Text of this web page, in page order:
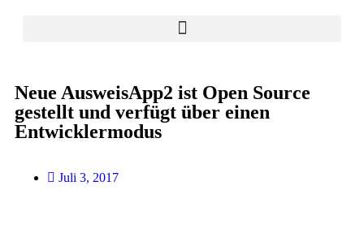
Neue AusweisApp2 ist Open Source
gestellt und verfügt über einen
Entwicklermodus
Juli 3, 2017